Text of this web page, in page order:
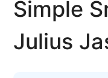
Simple
Julius